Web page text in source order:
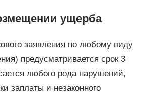
ущерба
заявления по любому виду
предусматривается срок 3
любого рода нарушений,
заплаты и незаконного